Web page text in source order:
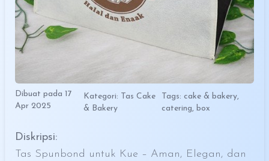
Dibuat pada 17
Apr 2025
Kategori: Tas Cake
& Bakery
Tags: cake & bakery,
catering, box
Diskripsi:
Tas Spunbond untuk Kue – Aman, Elegan, dan